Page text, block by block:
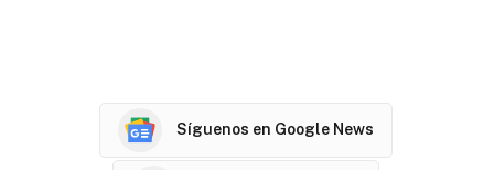
Síguenos en Google News